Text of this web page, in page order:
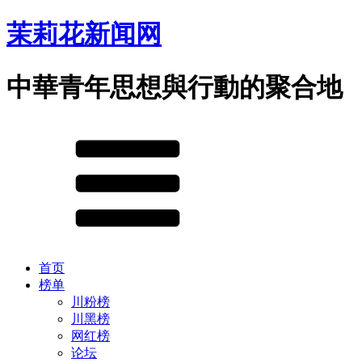
茉莉花新闻网
中華青年思想與行動的聚合地
首页
榜单
川粉榜
川黑榜
网红榜
论坛